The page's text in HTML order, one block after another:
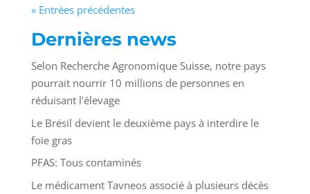
« Entrées précédentes
Dernières news
Selon Recherche Agronomique Suisse, notre pays
pourrait nourrir 10 millions de personnes en
réduisant l’élevage
Le Brésil devient le deuxième pays à interdire le
foie gras
PFAS: Tous contaminés
Le médicament Tavneos associé à plusieurs décès